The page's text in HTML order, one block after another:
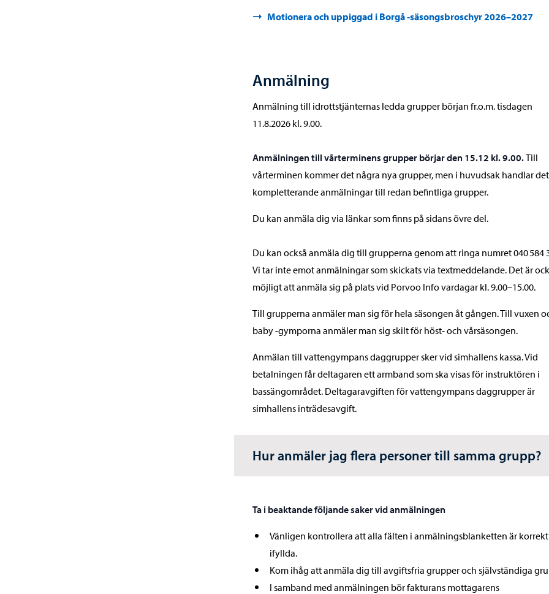
Motionera och uppiggad i Borgå -säsongsbroschyr 2026–2027
Anmälning
Anmälning till idrottstjänternas ledda grupper början fr.o.m. tisdagen
11.8.2026 kl. 9.00.
Anmälningen till vårterminens grupper börjar den 15.12 kl. 9.00.Till
vårterminen kommer det några nya grupper, men i huvudsak handlar
kompletterande anmälningar till redan befintliga grupper.
Du kan anmäla dig via länkar som finns på sidans övre del.
Du kan också anmäla dig till grupperna genom att ringa numret 040 584
Vi tar inte emot anmälningar som skickats via textmeddelande. Det är
möjligt att anmäla sig på plats vid Porvoo Info vardagar kl. 9.00–15.00.
Till grupperna anmäler man sig för hela säsongen åt gången. Till vuxen
baby -gymporna anmäler man sig skilt för höst- och vårsäsongen.
Anmälan till vattengympans daggrupper sker vid simhallens kassa. Vid
betalningen får deltagaren ett armband som ska visas för instruktören i
bassängområdet. Deltagaravgiften för vattengympans daggrupper är
simhallens inträdesavgift.
Hur anmäler jag flera personer till samma grupp?
Ta i beaktande följande saker vid anmälningen
Vänligen kontrollera att alla fälten i anmälningsblanketten är korrekt
ifyllda.
Kom ihåg att anmäla dig till avgiftsfria grupper och självständiga
I samband med anmälningen bör fakturans mottagarens